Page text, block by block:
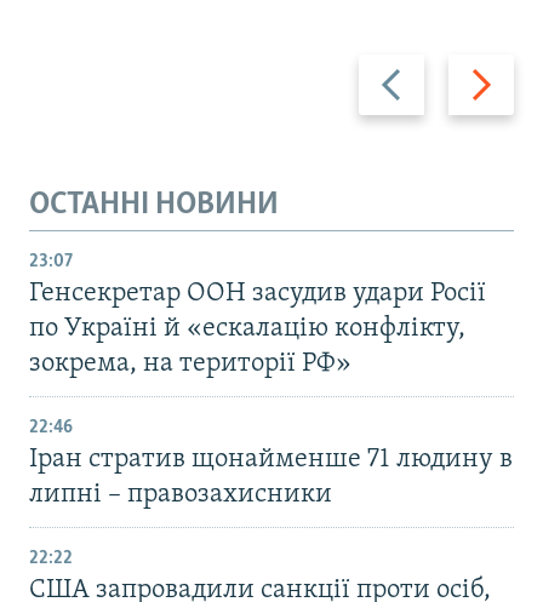
Назад Вперед
ОСТАННІ НОВИНИ
23:07
Генсекретар ООН засудив удари Росії
по Україні й «ескалацію конфлікту,
зокрема, на території РФ»
22:46
Іран стратив щонайменше 71 людину в
липні – правозахисники
22:22
США запровадили санкції проти осіб,